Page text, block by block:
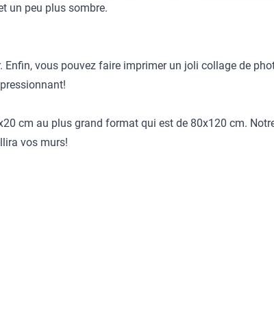
un peu plus sombre.
vous pouvez faire imprimer un joli collage de
cm au plus grand format qui est de 80x120 cm.
vos murs!